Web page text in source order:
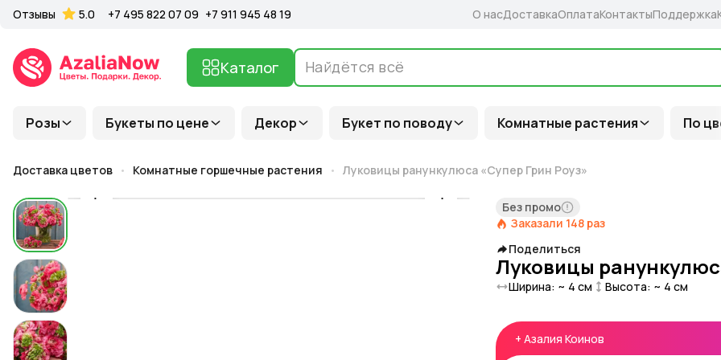
Розы Букеты по цене Декор Букет по поводу Комнатные растения По
Каталог
Отзывы 5.0 +7 495 822 07 09 +7 911 945 48 19 О насДоставкаОплатаКонтактыПоддержка
Доставка цветов Комнатные горшечные растения Луковицы ранункулюса «Супер Грин Роуз»
Без промо
Заказали 148 раз
Поделиться
Луковицы
Ширина: ~ 4 см Высота: ~ 4 см
+ Азалия Коинов